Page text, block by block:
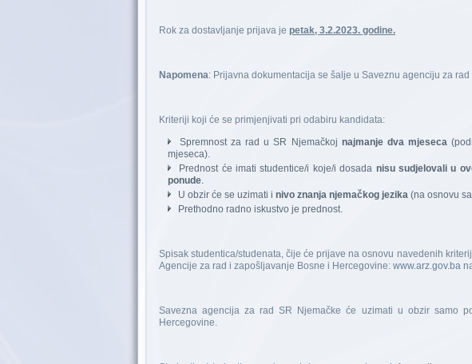
Rok za dostavljanje prijava je petak, 3.2.2023. godine.
Napomena: Prijavna dokumentacija se šalje u Saveznu agenciju za
Kriteriji koji će se primjenjivati pri odabiru kandidata:
Spremnost za rad u SR Njemačkoj najmanje dva mjeseca
mjeseca).
Prednost će imati studentice/i koje/i dosada nisu sudjelovali u
ponude.
U obzir će se uzimati i nivo znanja njemačkog jezika (na osnovu
Prethodno radno iskustvo je prednost.
Spisak studentica/studenata, čije će prijave na osnovu navedenih
Agencije za rad i zapošljavanje Bosne i Hercegovine: www.arz.gov.ba
Savezna agencija za rad SR Njemačke će uzimati u obzir samo
Hercegovine.